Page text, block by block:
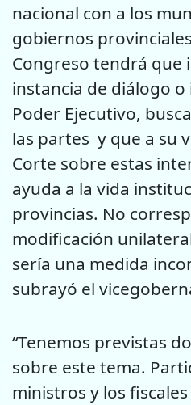
nacional con a los
gobiernos
Congreso tendrá que
instancia de diálogo
Poder Ejecutivo,
las partes y que a su
Corte sobre estas
ayuda a la vida
provincias. No
modificación
sería una medida
subrayó el
“Tenemos previstas
sobre este tema.
ministros y los